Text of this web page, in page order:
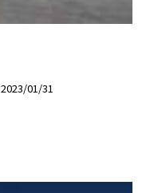
2023/01/31